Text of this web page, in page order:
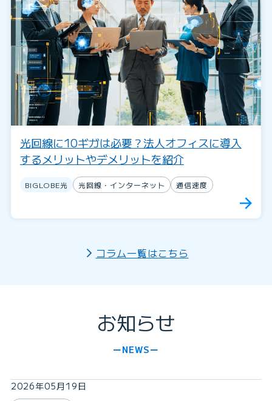
光回線に10ギガは必要？法人オフィスに導入
するメリットやデメリットを紹介
BIGLOBE光 光回線・インターネット 通信速度
コラム一覧はこちら
お知らせ
NEWS
2026年05月19日